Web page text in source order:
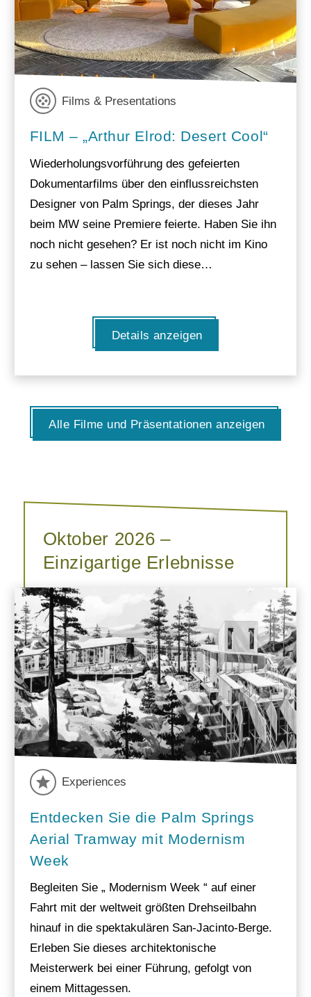
Films & Presentations
FILM – „Arthur Elrod: Desert Cool“
Wiederholungsvorführung des gefeierten
Dokumentarfilms über den einflussreichsten
Designer von Palm Springs, der dieses Jahr
beim MW seine Premiere feierte. Haben Sie ihn
noch nicht gesehen? Er ist noch nicht im Kino
zu sehen – lassen Sie sich diese…
Details anzeigen
Alle Filme und Präsentationen anzeigen
Oktober 2026 –
Einzigartige Erlebnisse
Experiences
Entdecken Sie die Palm Springs
Aerial Tramway mit Modernism
Week
Begleiten Sie „ Modernism Week “ auf einer
Fahrt mit der weltweit größten Drehseilbahn
hinauf in die spektakulären San-Jacinto-Berge.
Erleben Sie dieses architektonische
Meisterwerk bei einer Führung, gefolgt von
einem Mittagessen.